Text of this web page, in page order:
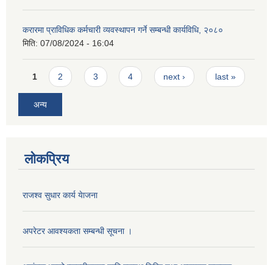
करारमा प्राविधिक कर्मचारी व्यवस्थापन गर्ने सम्बन्धी कार्यविधि, २०८०
मिति: 07/08/2024 - 16:04
Pages
1 2 3 4 next › last »
अन्य
लोकप्रिय
राजश्व सुधार कार्य येाजना
अपरेटर आवश्यकता सम्बन्धी सूचना ।